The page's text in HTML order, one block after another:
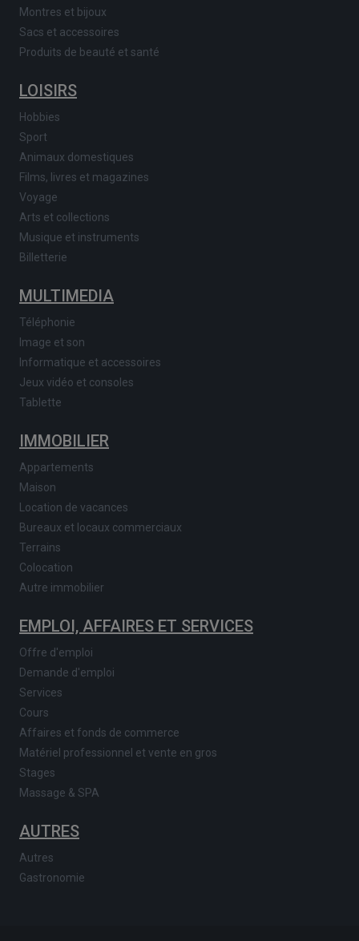
Montres et bijoux
Sacs et accessoires
Produits de beauté et santé
LOISIRS
Hobbies
Sport
Animaux domestiques
Films, livres et magazines
Voyage
Arts et collections
Musique et instruments
Billetterie
MULTIMEDIA
Téléphonie
Image et son
Informatique et accessoires
Jeux vidéo et consoles
Tablette
IMMOBILIER
Appartements
Maison
Location de vacances
Bureaux et locaux commerciaux
Terrains
Colocation
Autre immobilier
EMPLOI, AFFAIRES ET SERVICES
Offre d'emploi
Demande d'emploi
Services
Cours
Affaires et fonds de commerce
Matériel professionnel et vente en gros
Stages
Massage & SPA
AUTRES
Autres
Gastronomie